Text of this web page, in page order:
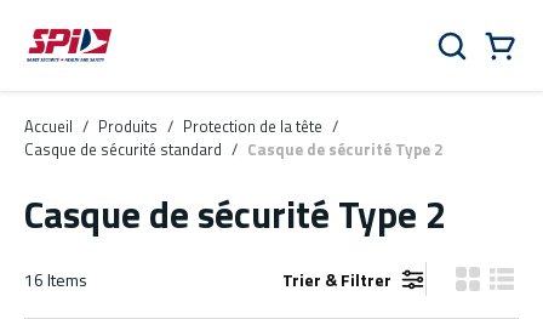
Aller au contenu principal
Skip to menu
Skip to footer
Rechercher
Accueil / Produits / Protection de la tête /
Casque de sécurité standard / Casque de sécurité Type 2
Casque de sécurité Type 2
16Items Trier & Filtrer Vue grille
Vue